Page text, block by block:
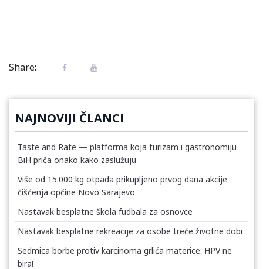
Share:
NAJNOVIJI ČLANCI
Taste and Rate — platforma koja turizam i gastronomiju
BiH priča onako kako zaslužuju
Više od 15.000 kg otpada prikupljeno prvog dana akcije
čišćenja općine Novo Sarajevo
Nastavak besplatne škola fudbala za osnovce
Nastavak besplatne rekreacije za osobe treće životne dobi
Sedmica borbe protiv karcinoma grlića materice: HPV ne
bira!